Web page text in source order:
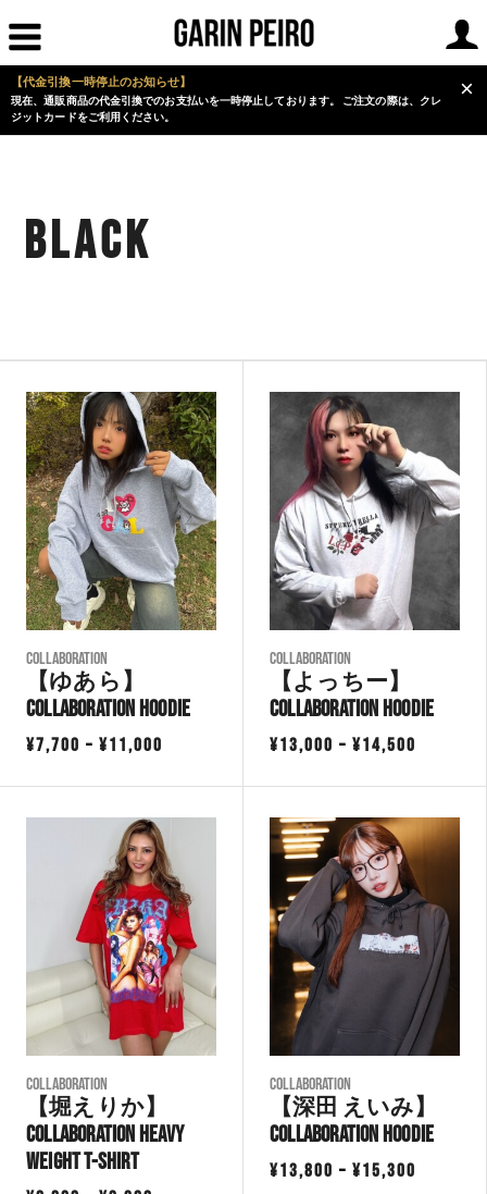
【代金引換一時停止のお知らせ】
現在、通販商品の代金引換でのお支払いを一時停止しております。 ご注文の際は、クレ
ジットカードをご利用ください。
×
Black
COLLABORATION
【ゆあら】
Collaboration Hoodie
¥7,700 – ¥11,000
–
¥11,000
COLLABORATION
【よっちー】
Collaboration Hoodie
¥13,000 – ¥14,500
¥13,000
–
¥14,500
COLLABORATION
【堀えりか】
Collaboration Heavy
Weight T-Shirt
COLLABORATION
【深田 えいみ】
Collaboration Hoodie
¥13,800 – ¥15,300